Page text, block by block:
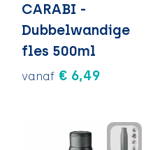
CARABI -
Dubbelwandige
fles 500ml
vanaf € 6,49